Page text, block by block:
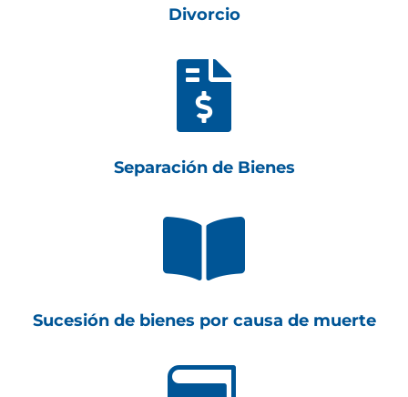
Divorcio

Separación de Bienes

Sucesión de bienes por causa de muerte